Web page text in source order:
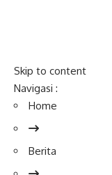
Skip to content
Navigasi :
Home
Berita